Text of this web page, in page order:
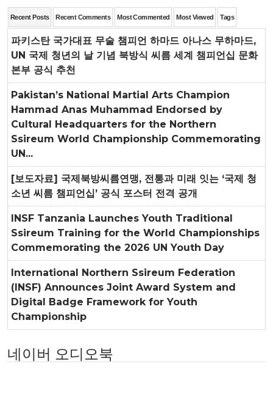
Recent Posts Recent Comments Most Commented Most Viewed Tags
파키스탄 국가대표 무술 챔피언 하마드 아나스 무하마드,
UN 국제 청년의 날 기념 북방식 씨름 세계 챔피언십 문화
본부 공식 추천
Pakistan’s National Martial Arts Champion
Hammad Anas Muhammad Endorsed by
Cultural Headquarters for the Northern
Ssireum World Championship Commemorating
UN...
[보도자료] 국제북방씨름연맹, 전통과 미래 잇는 ‘국제 청
소년 씨름 챔피언십’ 공식 포스터 전격 공개
INSF Tanzania Launches Youth Traditional
Ssireum Training for the World Championships
Commemorating the 2026 UN Youth Day
International Northern Ssireum Federation
(INSF) Announces Joint Award System and
Digital Badge Framework for Youth
Championship
네이버 오디오북